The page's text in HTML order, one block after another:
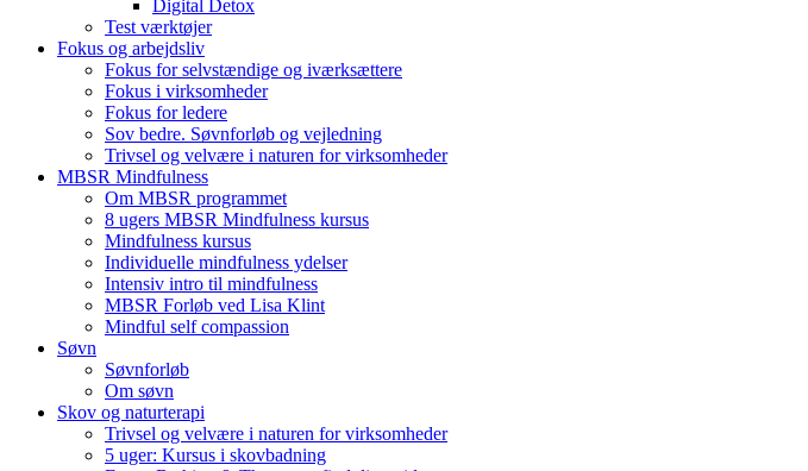
Digital Detox
Test værktøjer
Fokus og arbejdsliv
Fokus for selvstændige og iværksættere
Fokus i virksomheder
Fokus for ledere
Sov bedre. Søvnforløb og vejledning
Trivsel og velvære i naturen for virksomheder
MBSR Mindfulness
Om MBSR programmet
8 ugers MBSR Mindfulness kursus
Mindfulness kursus
Individuelle mindfulness ydelser
Intensiv intro til mindfulness
MBSR Forløb ved Lisa Klint
Mindful self compassion
Søvn
Søvnforløb
Om søvn
Skov og naturterapi
Trivsel og velvære i naturen for virksomheder
5 uger: Kursus i skovbadning